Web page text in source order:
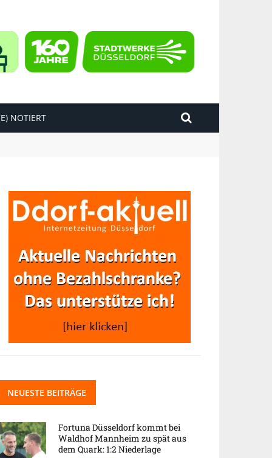
NOTIERT
NEUESTE BEITRÄGE
Fortuna Düsseldorf kommt bei
Waldhof Mannheim zu spät aus
dem Quark: 1:2 Niederlage